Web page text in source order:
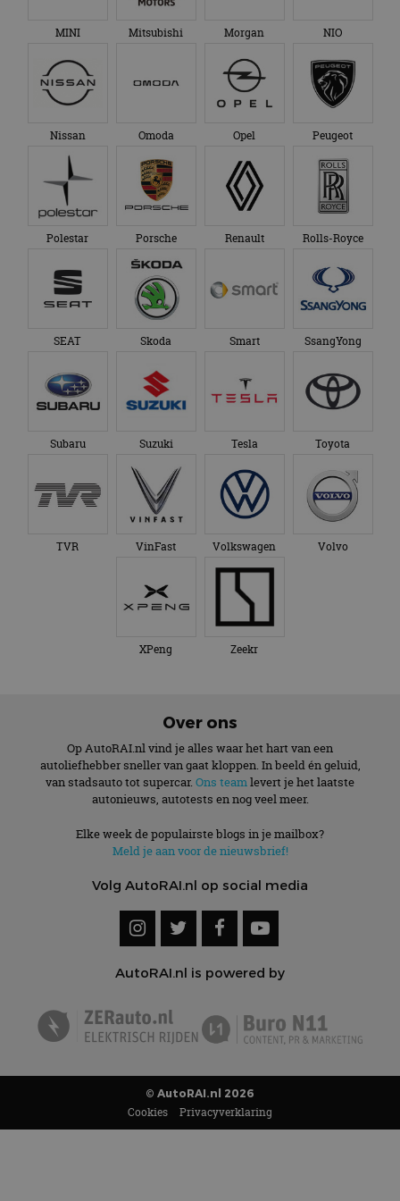
MINI Mitsubishi Morgan NIO
Nissan Omoda Opel Peugeot
Polestar Porsche Renault Rolls-Royce
SEAT Skoda Smart SsangYong
Subaru Suzuki Tesla Toyota
TVR VinFast Volkswagen Volvo
XPeng Zeekr
Over ons
Op AutoRAI.nl vind je alles waar het hart van een
autoliefhebber sneller van gaat kloppen. In beeld én geluid,
van stadsauto tot supercar. Ons teamlevert je het laatste
autonieuws, autotests en nog veel meer.
Elke week de populairste blogs in je mailbox?
Meld je aan voor de nieuwsbrief!
Volg AutoRAI.nl op social media
AutoRAI.nl is powered by
© AutoRAI.nl 2026
Cookies Privacyverklaring